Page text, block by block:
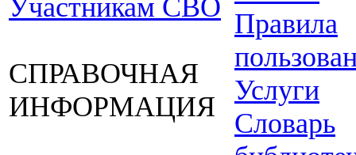
Участникам СВО
СПРАВОЧНАЯ
ИНФОРМАЦИЯ
Правила
Услуги
Словарь